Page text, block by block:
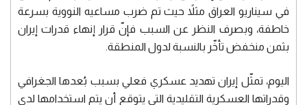
في سيناريو العراق مثلاً حيث تم ضرب مساعيه النووية بسرعة
خاطفة، وبصرف النظر عن السبب فإنّ قرار إنهاء قدرات إيران
بثمن منخفض تأخّر بالنسبة لدول المنطقة.
اليوم، تمثّل إيران تهديد عسكري فعلي بسبب بُعدها الجغرافي
وقدراتها العسكرية التقليدية التي يتوقع أن يتم استخدامها لدى